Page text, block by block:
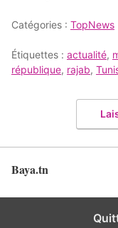
Catégories : TopNews
Étiquettes : actualité,
république, rajab,
Baya.tn